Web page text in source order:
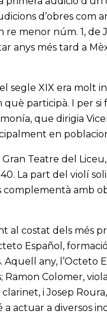
d’obres com
menor núm. 1, de
anys més tard a
segle XIX era molt
participà. I per si
que dirigia
en
Teatre del
La part del violí
complementà amb
costat dels més
Español,
any, l’Octeto
Ramon Colomer,
i Josep
actuar a diversos